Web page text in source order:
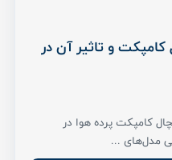
و تاثیر آن در
کامپکت پرده هوا در
...